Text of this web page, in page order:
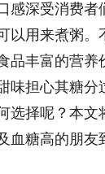
感深受消费者
以用来煮粥。
品丰富的营养
味担心其糖分
选择呢？本文
血糖高的朋友